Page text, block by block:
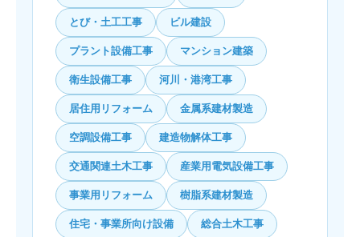
とび・土工工事 ビル建設
プラント設備工事 マンション建築
衛生設備工事 河川・港湾工事
居住用リフォーム 金属系建材製造
空調設備工事 建造物解体工事
交通関連土木工事 産業用電気設備工事
事業用リフォーム 樹脂系建材製造
住宅・事業所向け設備 総合土木工事